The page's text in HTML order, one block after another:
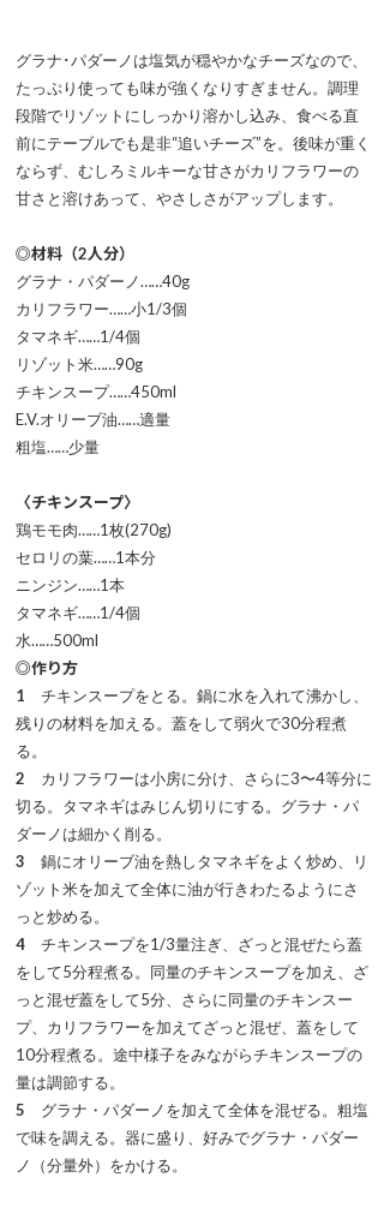
グラナ･パダーノは塩気が穏やかなチーズなので、
たっぷり使っても味が強くなりすぎません。調理
段階でリゾットにしっかり溶かし込み、食べる直
前にテーブルでも是非“追いチーズ”を。後味が重く
ならず、むしろミルキーな甘さがカリフラワーの
甘さと溶けあって、やさしさがアップします。
◎材料（2人分）
グラナ・パダーノ……40g
カリフラワー……小1/3個
タマネギ……1/4個
リゾット米……90g
チキンスープ……450ml
E.V.オリーブ油……適量
粗塩……少量
〈チキンスープ〉
鶏モモ肉……1枚(270g)
セロリの葉……1本分
ニンジン……1本
タマネギ……1/4個
水……500ml
◎作り方
1 チキンスープをとる。鍋に水を入れて沸かし、
残りの材料を加える。蓋をして弱火で30分程煮
る。
2 カリフラワーは小房に分け、さらに3〜4等分に
切る。タマネギはみじん切りにする。グラナ・パ
ダーノは細かく削る。
3 鍋にオリーブ油を熱しタマネギをよく炒め、リ
ゾット米を加えて全体に油が行きわたるようにさ
っと炒める。
4 チキンスープを1/3量注ぎ、ざっと混ぜたら蓋
をして5分程煮る。同量のチキンスープを加え、ざ
っと混ぜ蓋をして5分、さらに同量のチキンスー
プ、カリフラワーを加えてざっと混ぜ、蓋をして
10分程煮る。途中様子をみながらチキンスープの
量は調節する。
5 グラナ・パダーノを加えて全体を混ぜる。粗塩
で味を調える。器に盛り、好みでグラナ・パダー
ノ（分量外）をかける。